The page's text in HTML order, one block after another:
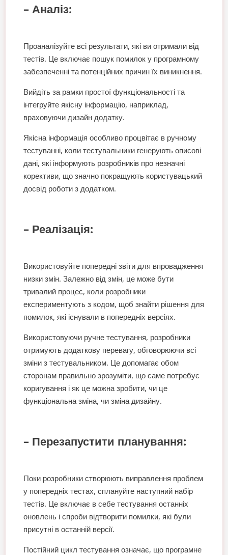
– Аналіз:
Проаналізуйте всі результати, які ви отримали від
тестів. Це включає пошук помилок у програмному
забезпеченні та потенційних причин їх виникнення.
Вийдіть за рамки простої функціональності та
інтегруйте якісну інформацію, наприклад,
враховуючи дизайн додатку.
Якісна інформація особливо процвітає в ручному
тестуванні, коли тестувальники генерують описові
дані, які інформують розробників про незначні
корективи, що значно покращують користувацький
досвід роботи з додатком.
– Реалізація:
Використовуйте попередні звіти для впровадження
низки змін. Залежно від змін, це може бути
тривалий процес, коли розробники
експериментують з кодом, щоб знайти рішення для
помилок, які існували в попередніх версіях.
Використовуючи ручне тестування, розробники
отримують додаткову перевагу, обговорюючи всі
зміни з тестувальником. Це допомагає обом
сторонам правильно зрозуміти, що саме потребує
коригування і як це можна зробити, чи це
функціональна зміна, чи зміна дизайну.
– Перезапустити планування:
Поки розробники створюють виправлення проблем
у попередніх тестах, сплануйте наступний набір
тестів. Це включає в себе тестування останніх
оновлень і спроби відтворити помилки, які були
присутні в останній версії.
Постійний цикл тестування означає, що програмне